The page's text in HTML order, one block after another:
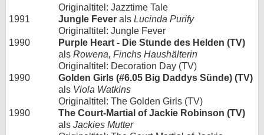
Originaltitel: Jazztime Tale
1991
Jungle Fever als Lucinda Purify
Originaltitel: Jungle Fever
1990
Purple Heart - Die Stunde des Helden (TV)
als Rowena, Finchs Haushälterin
Originaltitel: Decoration Day (TV)
1990
Golden Girls (#6.05 Big Daddys Sünde) (TV)
als Viola Watkins
Originaltitel: The Golden Girls (TV)
1990
The Court-Martial of Jackie Robinson (TV)
als Jackies Mutter